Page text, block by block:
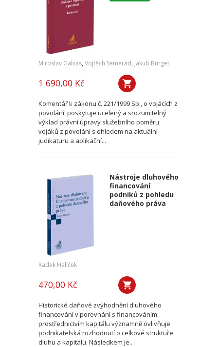
Miroslav Galvas, Vojtěch Semerád, Jakub Burget
1 690,00 Kč
Komentář k zákonu č. 221/1999 Sb., o vojácích z
povolání, poskytuje ucelený a srozumitelný
výklad právní úpravy služebního poměru
vojáků z povolání s ohledem na aktuální
judikaturu a aplikační...
Nástroje dluhového
financování
podniků z pohledu
daňového práva
Radek Halíček
470,00 Kč
Historické daňové zvýhodnění dluhového
financování v porovnání s financováním
prostřednictvím kapitálu významně ovlivňuje
podnikatelská rozhodnutí o celkové struktuře
dluhu a kapitálu. Následkem je...